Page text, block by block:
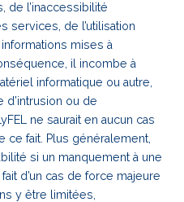
de l’inaccessibilité
services, de l’utilisation
mises à
il incombe à
informatique ou autre,
d’intrusion ou de
ne saurait en aucun cas
fait. Plus généralement,
si un manquement à une
d’un cas de force majeure
y être limitées,